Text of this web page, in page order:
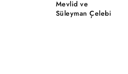
Mevlid ve
Süleyman Çelebi